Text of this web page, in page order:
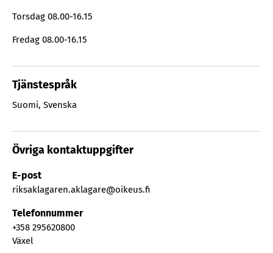
Torsdag 08.00-16.15
Fredag 08.00-16.15
Tjänstespråk
Suomi, Svenska
Övriga kontaktuppgifter
E-post
riksaklagaren.aklagare@oikeus.fi
Telefonnummer
+358 295620800
Växel